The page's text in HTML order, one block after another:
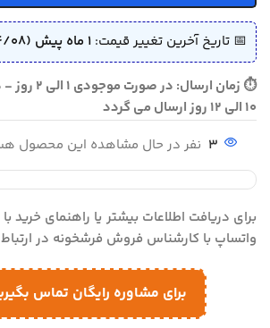
📅 تاریخ آخرین تغییر قیمت: 1 ماه پیش (1405/04/08)
⏱ زمان
10 الی 12 روز ارسال می گردد
3 نفر در حال مشاهده این محصول
برای دریافت اطلاعات بیشتر یا راهنمای خرید
واتساپ با کارشناس فروش فرشخونه در
برای مشاوره رایگان تماس